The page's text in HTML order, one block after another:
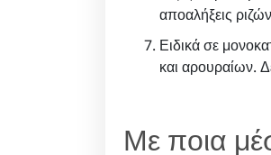
αποαλήξεις
Ειδικά σε
και αρουραίων.
Με ποια